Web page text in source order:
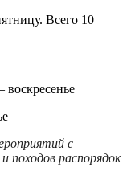
Всего 10
с
походов распорядок